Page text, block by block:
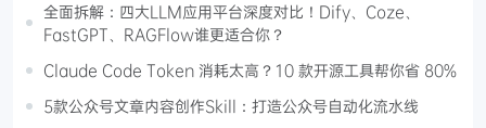
全面拆解：四大LLM应用平台深度对比！Dify、Coze、
FastGPT、RAGFlow谁更适合你？
Claude Code Token 消耗太高？10 款开源工具帮你省 80%
5款公众号文章内容创作Skill：打造公众号自动化流水线